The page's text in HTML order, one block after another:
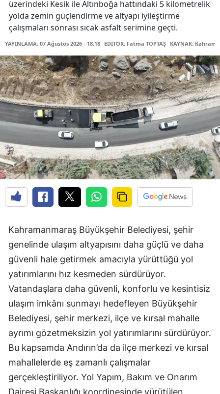
üzerindeki Kesik ile Altınboğa hattındaki 5 kilometrelik
yolda zemin güçlendirme ve altyapı iyileştirme
çalışmaları sonrası sıcak asfalt serimine geçti.
YAYINLAMA: 07 Ağustos 2026 - 18:18 EDİTÖR: Fatma TOPTAŞ KAYNAK:
Kahramanmaraş Büyükşehir Belediyesi, şehir
genelinde ulaşım altyapısını daha güçlü ve daha
güvenli hale getirmek amacıyla yürüttüğü yol
yatırımlarını hız kesmeden sürdürüyor.
Vatandaşlara daha güvenli, konforlu ve kesintisiz
ulaşım imkânı sunmayı hedefleyen Büyükşehir
Belediyesi, şehir merkezi, ilçe ve kırsal mahalle
ayrımı gözetmeksizin yol yatırımlarını sürdürüyor.
Bu kapsamda Andırın’da da ilçe merkezi ve kırsal
mahallelerde eş zamanlı çalışmalar
gerçekleştiriliyor. Yol Yapım, Bakım ve Onarım